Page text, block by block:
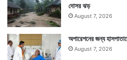
দোসর ঝড়
August 7, 2026
অপারেশনের জন্য
August 7, 2026